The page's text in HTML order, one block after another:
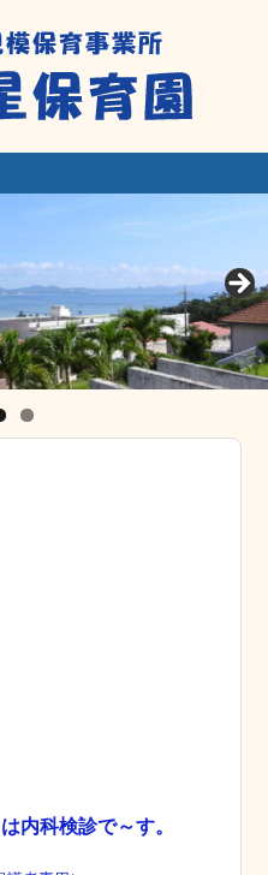
内科検診で～す。